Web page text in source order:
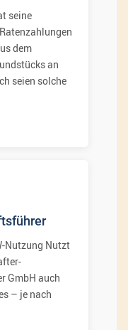
seine
dem
an
seien solche
Nutzung Nutzt
GmbH auch
– je nach